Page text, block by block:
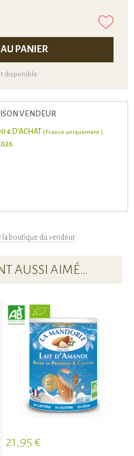
PANIER
disponible
VENDEUR
€ D'ACHAT( France uniquement )
la boutique du vendeur
AUSSI AIMÉ…
21,95 €